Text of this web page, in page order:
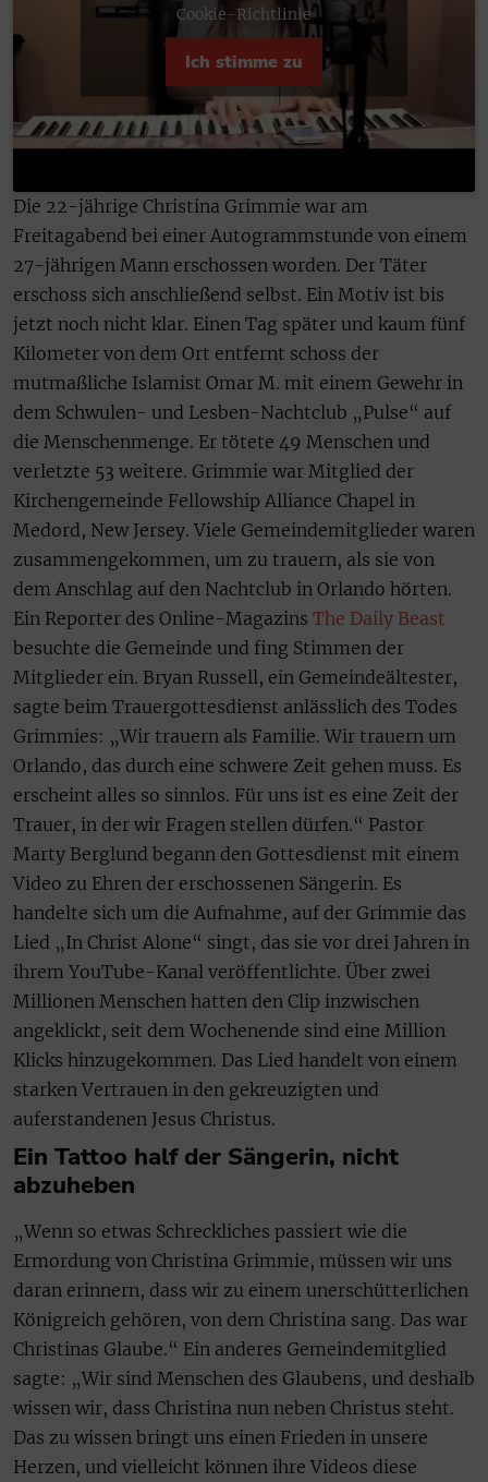
Cookie-Richtlinie
Ich stimme zu
Die 22-jährige Christina Grimmie war am
Freitagabend bei einer Autogrammstunde von einem
27-jährigen Mann erschossen worden. Der Täter
erschoss sich anschließend selbst. Ein Motiv ist bis
jetzt noch nicht klar. Einen Tag später und kaum fünf
Kilometer von dem Ort entfernt schoss der
mutmaßliche Islamist Omar M. mit einem Gewehr in
dem Schwulen- und Lesben-Nachtclub „Pulse“ auf
die Menschenmenge. Er tötete 49 Menschen und
verletzte 53 weitere. Grimmie war Mitglied der
Kirchengemeinde Fellowship Alliance Chapel in
Medord, New Jersey. Viele Gemeindemitglieder waren
zusammengekommen, um zu trauern, als sie von
dem Anschlag auf den Nachtclub in Orlando hörten.
Ein Reporter des Online-Magazins The Daily Beast
besuchte die Gemeinde und fing Stimmen der
Mitglieder ein. Bryan Russell, ein Gemeindeältester,
sagte beim Trauergottesdienst anlässlich des Todes
Grimmies: „Wir trauern als Familie. Wir trauern um
Orlando, das durch eine schwere Zeit gehen muss. Es
erscheint alles so sinnlos. Für uns ist es eine Zeit der
Trauer, in der wir Fragen stellen dürfen.“ Pastor
Marty Berglund begann den Gottesdienst mit einem
Video zu Ehren der erschossenen Sängerin. Es
handelte sich um die Aufnahme, auf der Grimmie das
Lied „In Christ Alone“ singt, das sie vor drei Jahren in
ihrem YouTube-Kanal veröffentlichte. Über zwei
Millionen Menschen hatten den Clip inzwischen
angeklickt, seit dem Wochenende sind eine Million
Klicks hinzugekommen. Das Lied handelt von einem
starken Vertrauen in den gekreuzigten und
auferstandenen Jesus Christus.
Ein Tattoo half der Sängerin, nicht
abzuheben
„Wenn so etwas Schreckliches passiert wie die
Ermordung von Christina Grimmie, müssen wir uns
daran erinnern, dass wir zu einem unerschütterlichen
Königreich gehören, von dem Christina sang. Das war
Christinas Glaube.“ Ein anderes Gemeindemitglied
sagte: „Wir sind Menschen des Glaubens, und deshalb
wissen wir, dass Christina nun neben Christus steht.
Das zu wissen bringt uns einen Frieden in unsere
Herzen, und vielleicht können ihre Videos diese